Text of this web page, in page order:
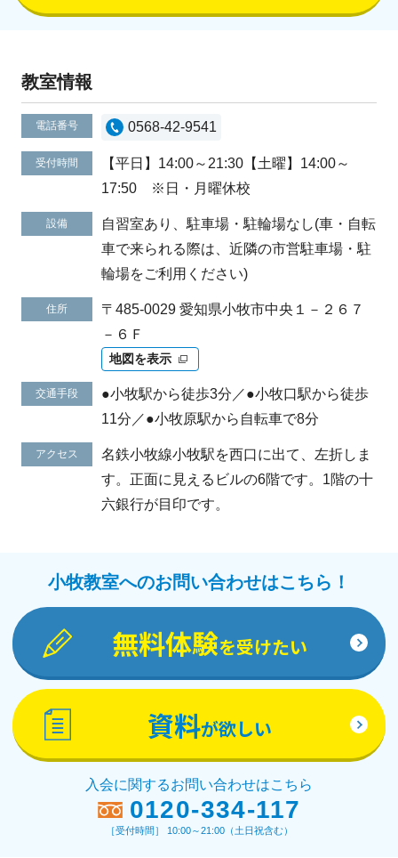
教室情報
電話番号 0568-42-9541
受付時間
【平日】14:00～21:30【土曜】14:00～
17:50 ※日・月曜休校
設備
自習室あり、駐車場・駐輪場なし(車・自転
車で来られる際は、近隣の市営駐車場・駐
輪場をご利用ください)
住所
〒485-0029 愛知県小牧市中央１－２６７
－６Ｆ
地図を表示
交通手段
●小牧駅から徒歩3分／●小牧口駅から徒歩
11分／●小牧原駅から自転車で8分
アクセス
名鉄小牧線小牧駅を西口に出て、左折しま
す。正面に見えるビルの6階です。1階の十
六銀行が目印です。
小牧教室へのお問い合わせはこちら！
無料体験を受けたい
資料が欲しい
入会に関するお問い合わせはこちら
0120-334-117
［受付時間］ 10:00～21:00（土日祝含む）